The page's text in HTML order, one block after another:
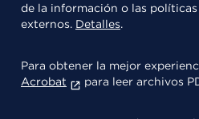
de la información o las
externos. Detalles.
Para obtener la mejor
Acrobat
para leer archivos